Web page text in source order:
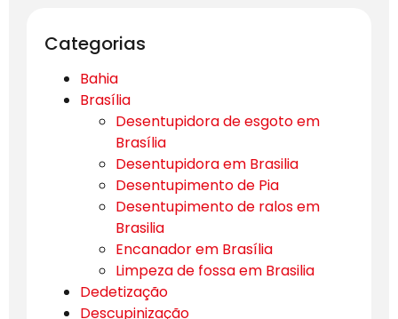
Categorias
Bahia
Brasília
Desentupidora de esgoto em
Brasília
Desentupidora em Brasilia
Desentupimento de Pia
Desentupimento de ralos em
Brasilia
Encanador em Brasília
Limpeza de fossa em Brasilia
Dedetização
Descupinização